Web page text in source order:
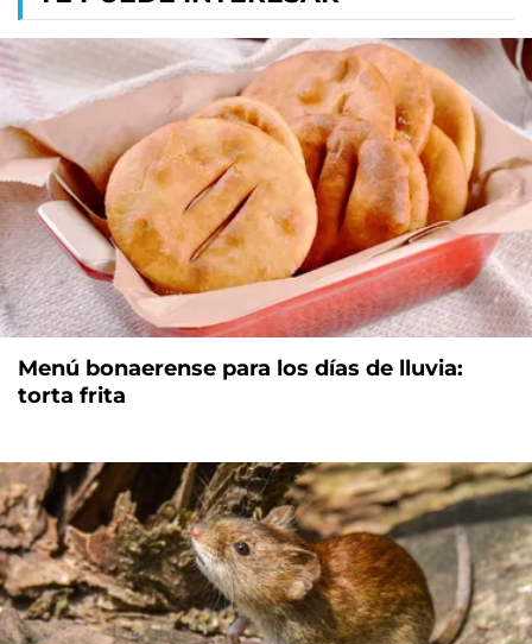
Menú bonaerense para los días de lluvia:
torta frita